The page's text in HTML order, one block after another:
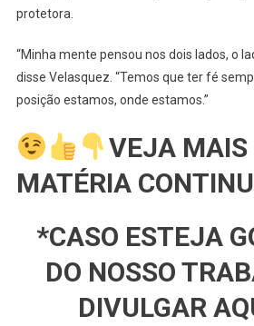
protetora.
“Minha mente pensou nos dois lados, o
disse Velasquez. “Temos que ter fé
posição estamos, onde estamos.”
VEJA MAIS
MATÉRIA
*CASO ESTEJA
DO NOSSO
DIVULGAR